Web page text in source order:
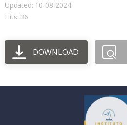
Updated: 10-08-2024
Hits: 36
DOWNLOAD